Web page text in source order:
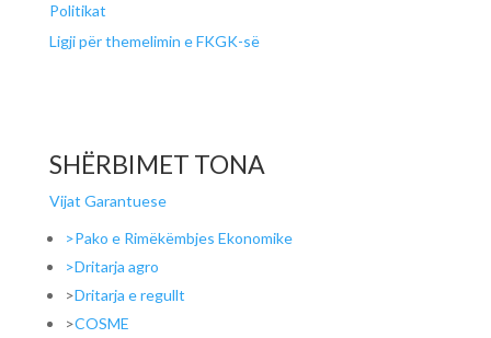
Politikat
Ligji për themelimin e FKGK-së
SHËRBIMET TONA
Vijat Garantuese
>Pako e Rimëkëmbjes Ekonomike
>Dritarja agro
>Dritarja e regullt
>COSME